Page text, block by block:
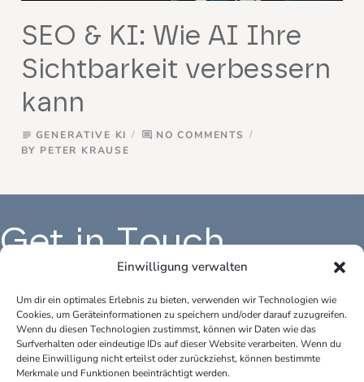
Einwilligung verwalten
Um dir ein optimales Erlebnis zu bieten, verwenden wir Technologien wie
Cookies, um Geräteinformationen zu speichern und/oder darauf zuzugreifen.
Wenn du diesen Technologien zustimmst, können wir Daten wie das
Surfverhalten oder eindeutige IDs auf dieser Website verarbeiten. Wenn du
deine Einwilligung nicht erteilst oder zurückziehst, können bestimmte
Merkmale und Funktionen beeinträchtigt werden.
SEO & KI: Wie AI Ihre
Sichtbarkeit verbessern
kann
subject GENERATIVE KI comment NO COMMENTS
BY PETER KRAUSE
Get in Touch
Büro Deutschland:
peter.krause.net
Katharina-Fischer-Platz 1
85435 Erding